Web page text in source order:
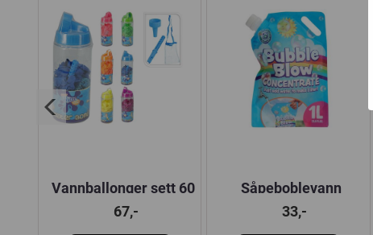
Vannballonger sett 60
stk
67,-
Såpeboblevann
33,-